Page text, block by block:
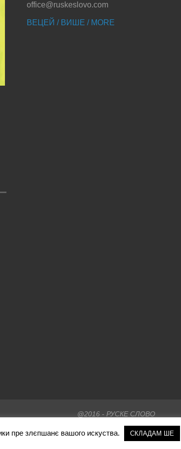
office@ruskeslovo.com
ВЕЦЕЙ / ВИШЕ / MORE
@2016 - РУСКЕ СЛОВО
НА ПОЧАТОК
пре злєпшанє вашого искуства. СКЛАДАМ ШЕ